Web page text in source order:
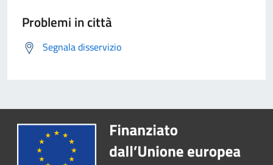
Problemi in città
Segnala disservizio